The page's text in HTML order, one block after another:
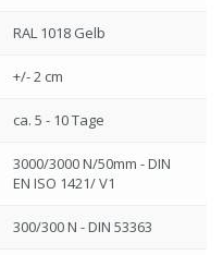
RAL 1018 Gelb
+/- 2 cm
ca. 5 - 10 Tage
3000/3000 N/50mm - DIN
EN ISO 1421/ V1
300/300 N - DIN 53363